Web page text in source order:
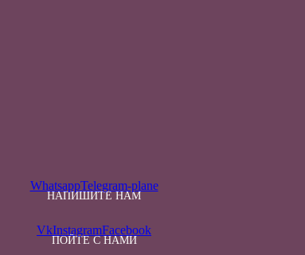
НАПИШИТЕ НАМ
WhatsappTelegram-plane
ПОЙТЕ С НАМИ
VkInstagramFacebook